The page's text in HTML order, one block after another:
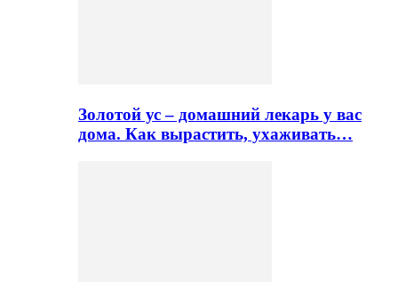
Золотой ус – домашний лекарь у вас
дома. Как вырастить, ухаживать…